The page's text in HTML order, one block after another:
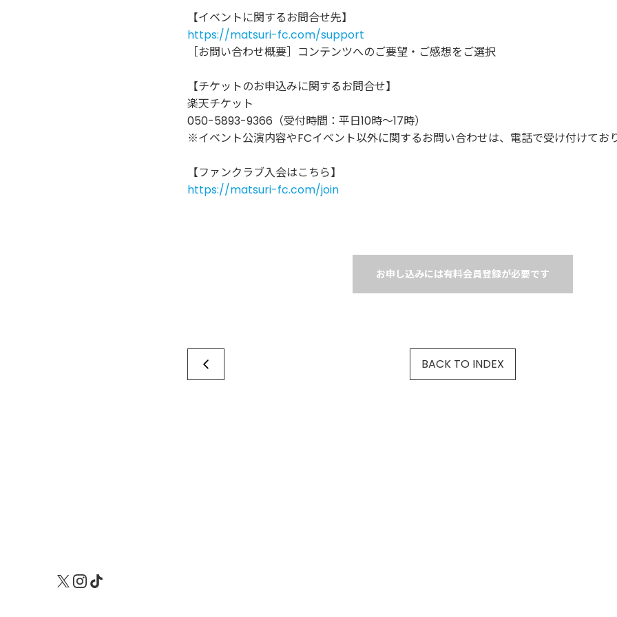
【イベントに関するお問合せ先】
https://matsuri-fc.com/support
［お問い合わせ概要］コンテンツへのご要望・ご感想をご選択
【チケットのお申込みに関するお問合せ】
楽天チケット
050-5893-9366（受付時間：平日10時～17時）
※イベント公演内容やFCイベント以外に関するお問い合わせは、電話で受け付けてお
【ファンクラブ入会はこちら】
https://matsuri-fc.com/join
お申し込みには有料会員登録が必要です
BACK TO INDEX